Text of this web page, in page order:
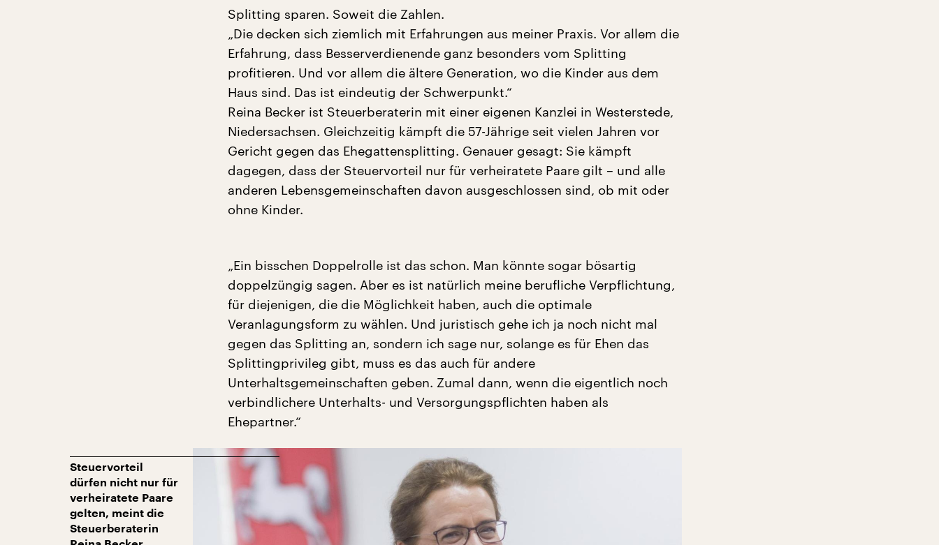
Splitting sparen. Soweit die Zahlen.
„Die decken sich ziemlich mit Erfahrungen aus meiner Praxis. Vor allem die
Erfahrung, dass Besserverdienende ganz besonders vom Splitting
profitieren. Und vor allem die ältere Generation, wo die Kinder aus dem
Haus sind. Das ist eindeutig der Schwerpunkt.“
Reina Becker ist Steuerberaterin mit einer eigenen Kanzlei in Westerstede,
Niedersachsen. Gleichzeitig kämpft die 57-Jährige seit vielen Jahren vor
Gericht gegen das Ehegattensplitting. Genauer gesagt: Sie kämpft
dagegen, dass der Steuervorteil nur für verheiratete Paare gilt – und alle
anderen Lebensgemeinschaften davon ausgeschlossen sind, ob mit oder
ohne Kinder.
„Ein bisschen Doppelrolle ist das schon. Man könnte sogar bösartig
doppelzüngig sagen. Aber es ist natürlich meine berufliche Verpflichtung,
für diejenigen, die die Möglichkeit haben, auch die optimale
Veranlagungsform zu wählen. Und juristisch gehe ich ja noch nicht mal
gegen das Splitting an, sondern ich sage nur, solange es für Ehen das
Splittingprivileg gibt, muss es das auch für andere
Unterhaltsgemeinschaften geben. Zumal dann, wenn die eigentlich noch
verbindlichere Unterhalts- und Versorgungspflichten haben als
Ehepartner.“
Steuervorteil
dürfen nicht nur für
verheiratete Paare
gelten, meint die
Steuerberaterin